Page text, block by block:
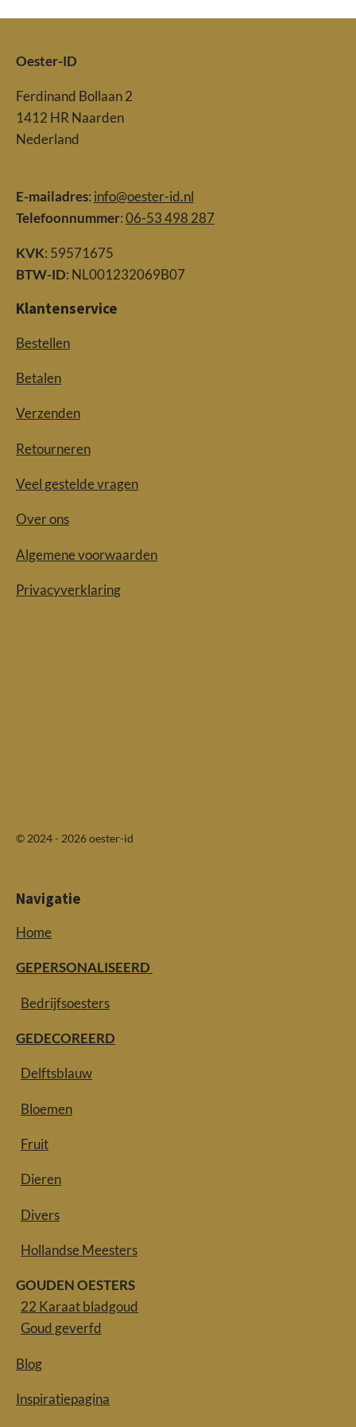
Oester-ID
Ferdinand Bollaan 2
1412 HR Naarden
Nederland
E-mailadres: info@oester-id.nl
Telefoonnummer:06-53 498 287
KVK: 59571675
BTW-ID: NL001232069B07
Klantenservice
Bestellen
Betalen
Verzenden
Retourneren
Veel gestelde vragen
Over ons
Algemene voorwaarden
Privacyverklaring
© 2024 - 2026 oester-id
Navigatie
Home
GEPERSONALISEERD
Bedrijfsoesters
GEDECOREERD
Delftsblauw
Bloemen
Fruit
Dieren
Divers
Hollandse Meesters
GOUDEN OESTERS
22 Karaat bladgoud
Goud geverfd
Blog
Inspiratiepagina